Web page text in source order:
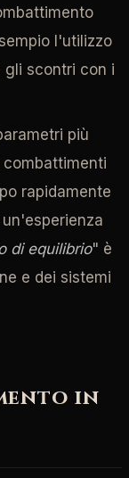
l'utilizzo
gli scontri con i
più
rapidamente
di equilibrio" è
e dei sistemi
in